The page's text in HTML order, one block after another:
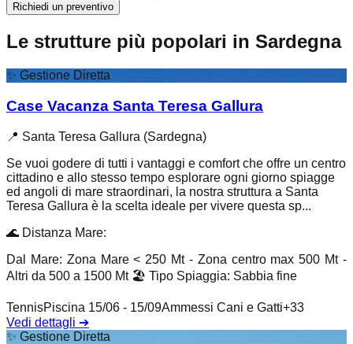
Richiedi un preventivo
Le strutture più popolari in Sardegna
✨ Gestione Diretta
Case Vacanza Santa Teresa Gallura
📍 Santa Teresa Gallura (Sardegna)
Se vuoi godere di tutti i vantaggi e comfort che offre un centro
cittadino e allo stesso tempo esplorare ogni giorno spiagge
ed angoli di mare straordinari, la nostra struttura a Santa
Teresa Gallura è la scelta ideale per vivere questa sp...
🌊 Distanza Mare:
Dal Mare: Zona Mare < 250 Mt - Zona centro max 500 Mt -
Altri da 500 a 1500 Mt 🏖️ Tipo Spiaggia: Sabbia fine
TennisPiscina 15/06 - 15/09Ammessi Cani e Gatti+33
Vedi dettagli ➔
✨ Gestione Diretta